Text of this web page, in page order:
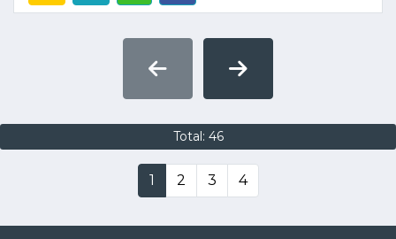
Total: 46
1 2 3 4